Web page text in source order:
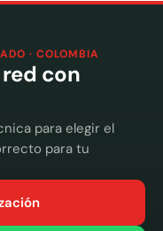
· COLOMBIA
con
para elegir el
para tu